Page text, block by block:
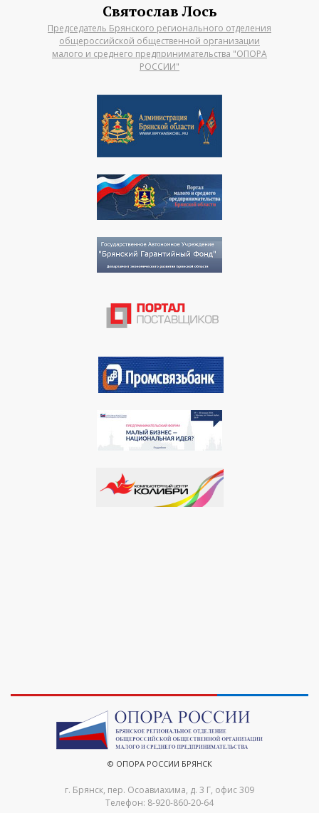
Святослав Лось
Председатель Брянского регионального отделения
общероссийской общественной организации
малого и среднего предпринимательства "ОПОРА
РОССИИ"
© ОПОРА РОССИИ БРЯНСК
г. Брянск, пер. Осоавиахима, д. 3 Г, офис 309
Телефон: 8-920-860-20-64